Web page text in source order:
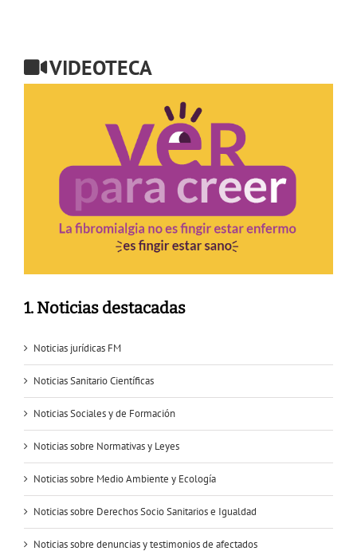
VIDEOTECA
1. Noticias destacadas
Noticias jurídicas FM
Noticias Sanitario Científicas
Noticias Sociales y de Formación
Noticias sobre Normativas y Leyes
Noticias sobre Medio Ambiente y Ecología
Noticias sobre Derechos Socio Sanitarios e Igualdad
Noticias sobre denuncias y testimonios de afectados